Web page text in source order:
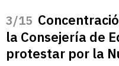
/15
la Consejería de
protestar por la